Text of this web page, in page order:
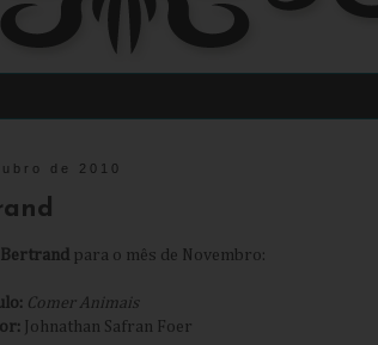
de 2010
Bertrand para o mês de Novembro:
Comer Animais
Johnathan Safran Foer